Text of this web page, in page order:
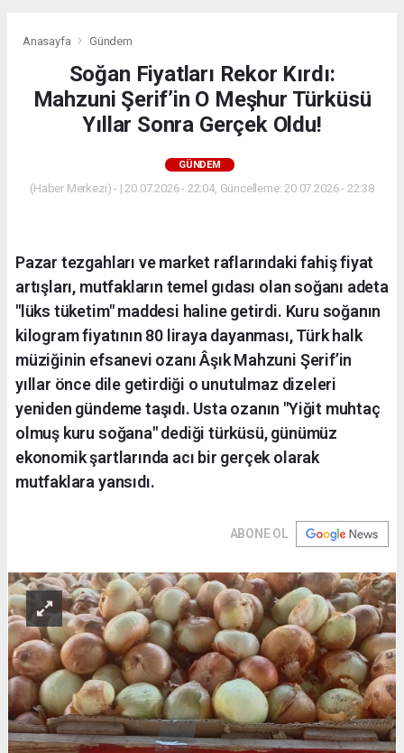
Anasayfa Gündem
Soğan Fiyatları Rekor Kırdı:
Mahzuni Şerif’in O Meşhur Türküsü
Yıllar Sonra Gerçek Oldu!
GÜNDEM
(Haber Merkezi) - | 20.07.2026 - 22:04, Güncelleme: 20.07.2026 - 22:38
Pazar tezgahları ve market raflarındaki fahiş fiyat
artışları, mutfakların temel gıdası olan soğanı adeta
"lüks tüketim" maddesi haline getirdi. Kuru soğanın
kilogram fiyatının 80 liraya dayanması, Türk halk
müziğinin efsanevi ozanı Âşık Mahzuni Şerif’in
yıllar önce dile getirdiği o unutulmaz dizeleri
yeniden gündeme taşıdı. Usta ozanın "Yiğit muhtaç
olmuş kuru soğana" dediği türküsü, günümüz
ekonomik şartlarında acı bir gerçek olarak
mutfaklara yansıdı.
ABONE OL